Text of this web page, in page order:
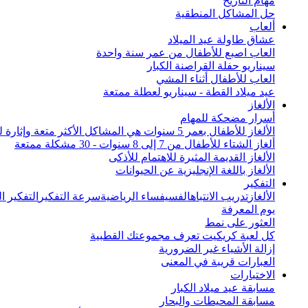
حل المشاكل المنطقية
ألعاب
عشاق طاولة عيد الميلاد
العاب اصبع للأطفال من عمر سنة واحدة
سيناريو حفلة القراصنة الكبار
العاب للأطفال أثناء المشي
عيد ميلاد القطة - سيناريو لعطلة ممتعة
الألغاز
أسرار مضحكة للمهام
الألغاز للأطفال بعمر 5 سنوات هي المشاكل الأكثر متعة وإثارة للاهتمام من جميع أنحاء العالم
ألغاز الشتاء للأطفال من 7 إلى 8 سنوات - 30 مشكلة ممتعة
الألغاز القديمة المثيرة للاهتمام للأذكى
الألغاز باللغة الإنجليزية عن الحيوانات
التفكير
الألغاز تدريب الانتباهالفسيفساء الرياضيةسرعة التفكير
يوم المعرفة
العثور على نمط
كل لعبة كريكيت تعرف مجموعتك القطبية
إزالة الأشياء غير الضرورية
العبارات قريبة في المعنى
الاختبارات
مسابقة عيد ميلاد الكبار
مسابقة المحيطات والبحار